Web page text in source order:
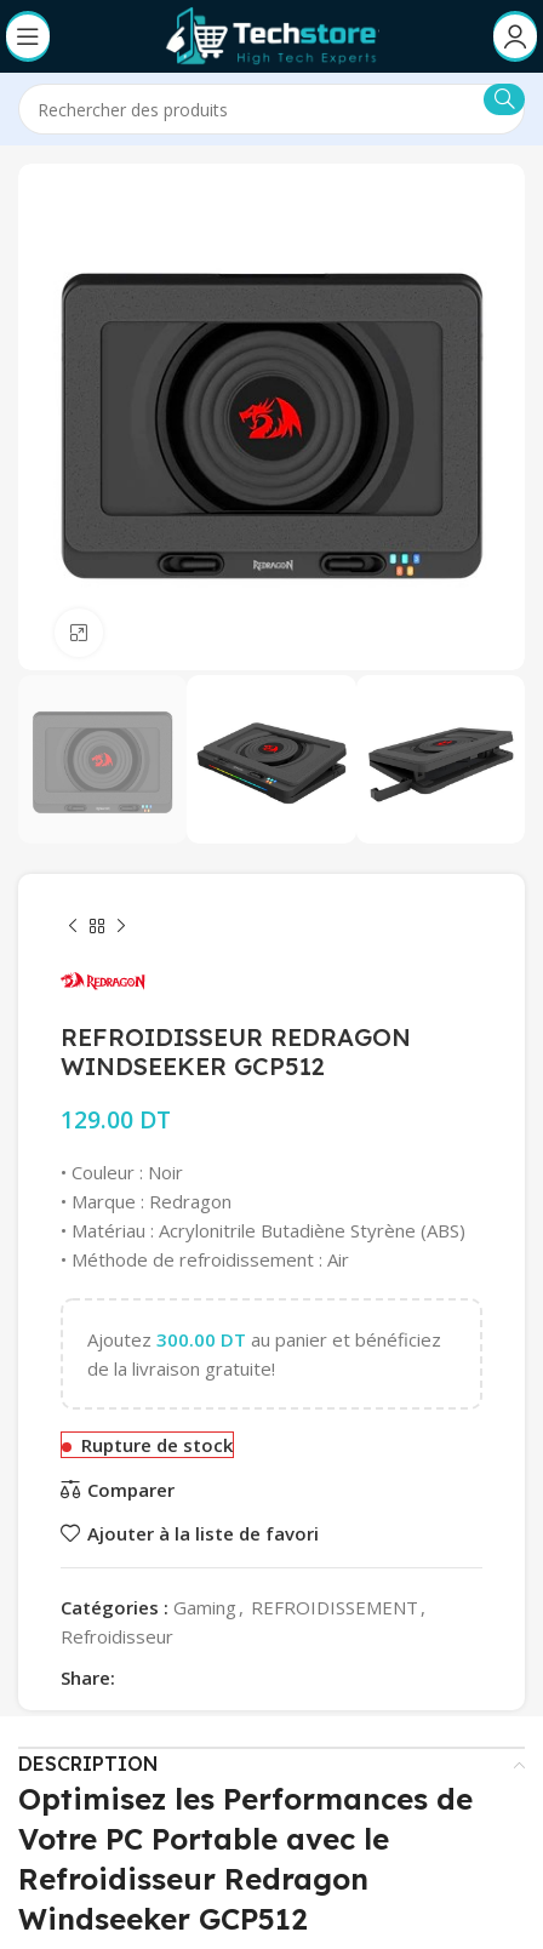
REFROIDISSEUR REDRAGON
WINDSEEKER GCP512
129.00 DT
• Couleur : Noir
• Marque : Redragon
• Matériau : Acrylonitrile Butadiène Styrène (ABS)
• Méthode de refroidissement : Air
Ajoutez 300.00 DT au panier et bénéficiez
de la livraison gratuite!
Rupture de stock
Comparer
Ajouter à la liste de favori
Catégories : Gaming , REFROIDISSEMENT ,
Refroidisseur
Share:
DESCRIPTION
Optimisez les Performances de
Votre PC Portable avec le
Refroidisseur Redragon
Windseeker GCP512